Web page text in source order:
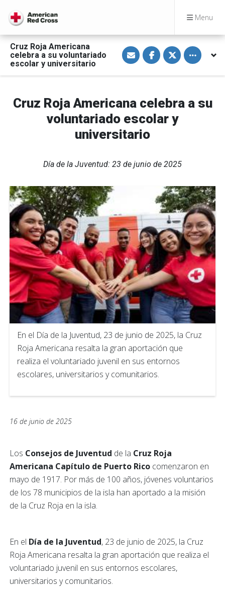
Menu
Cruz Roja Americana
celebra a su voluntariado
escolar y universitario
S
h
a
e
E
a
l
S
h
a
e
F
a
e
b
S
h
a
e
w
t
t
Toggle
Cruz Roja Americana celebra a su
voluntariado escolar y
universitario
Día de la Juventud: 23 de junio de 2025
En el Día de la Juventud, 23 de junio de 2025, la Cruz
Roja Americana resalta la gran aportación que
realiza el voluntariado juvenil en sus entornos
escolares, universitarios y comunitarios.
16 de junio de 2025
Los Consejos de Juventud de la Cruz Roja
Americana Capítulo de Puerto Rico comenzaron en
mayo de 1917. Por más de 100 años, jóvenes voluntarios
de los 78 municipios de la isla han aportado a la misión
de la Cruz Roja en la isla.
En el Día de la Juventud, 23 de junio de 2025, la Cruz
Roja Americana resalta la gran aportación que realiza el
voluntariado juvenil en sus entornos escolares,
universitarios y comunitarios.